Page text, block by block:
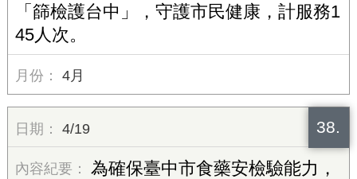
「篩檢護台中」，守護市民健康，計服務1
45人次。
4月
38.
4/19
為確保臺中市食藥安檢驗能力，